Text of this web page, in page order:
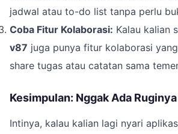
jadwal atau to-do list tanpa perlu
Coba Fitur Kolaborasi: Kalau kalian
v87 juga punya fitur kolaborasi
share tugas atau catatan sama
Kesimpulan: Nggak Ada
Intinya, kalau kalian lagi nyari